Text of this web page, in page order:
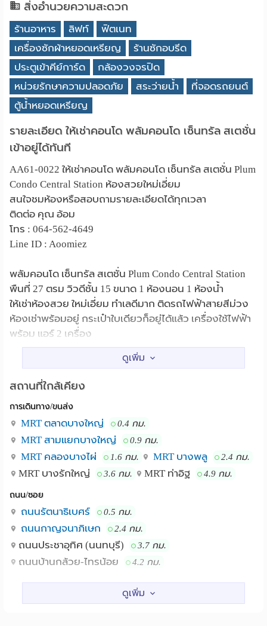
สิ่งอำนวยความสะดวก
ร้านอาหาร ลิฟท์
ฟิตเนท
เครื่องซักผ้าหยอดเหรียญ
ร้านซักอบรีด
ประตูเข้าคีย์การ์ด
กล้องวงจรปิด
หน่วยรักษาความปลอดภัย
สระว่ายน้ำ
ที่จอดรถยนต์
ตู้น้ำหยอดเหรียญ
รายละเอียด ให้เช่าคอนโด พลัมคอนโด เซ็นทรัล สเตชั่น
เข้าอยู่ได้ทันที
AA61-0022 ให้เช่าคอนโด พลัมคอนโด เซ็นทรัล สเตชั่น Plum
Condo Central Station ห้องสวยใหม่เอี่ยม
สนใจชมห้องหรือสอบถามรายละเอียดได้ทุกเวลา
ติดต่อ คุณ อ้อม
โทร : 064-562-4649
Line ID : Aoomiez
พลัมคอนโด เซ็นทรัล สเตชั่น Plum Condo Central Station
พืนที่ 27 ตรม วิวดีชั้น 15 ขนาด 1 ห้องนอน 1 ห้องน้ำ
ให้เช่าห้องสวย ใหม่เอี่ยม ทำเลดีมาก ติดรถไฟฟ้าสายสีม่วง
ห้องเช่าพร้อมอยู่ กระเป๋าใบเดียวก็อยู่ได้แล้ว เครื่องใช้ไฟฟ้า
พร้อม แอร์ 2 เครื่อง
ทีวีจอแบน ตู้เย็น เครื่องทำน้ำอุ่น เตาอบ พร้อมเครื่องครัว
ราคา 7,000 บาท/เดือน
สิ่งอำนวยความสะดวก
- สวนสาธารณะ
- Jogging Track
- Bicycle Lane
- Lobby 3 โซน
- ห้องอ่านหนังสือ
- พื้นที่อเนกประสงค์
- ห้องเกมส์
- สระว่ายน้ำ
- ห้องโยคะ
สถานที่ใกล้เคียง
การเดินทาง/ขนส่ง
MRT ตลาดบางใหญ่ 0.4 กม.
MRT สามแยกบางใหญ่ 0.9 กม.
MRT คลองบางไผ่ 1.6 กม. MRT บางพลู 2.4 กม.
MRT บางรักใหญ่ 3.6 กม. MRT ท่าอิฐ 4.9 กม.
ถนน/ซอย
ถนนรัตนาธิเบศร์ 0.5 กม.
ถนนกาญจนาภิเษก 2.4 กม.
ถนนประชาอุทิศ (นนทบุรี) 3.7 กม.
ถนนบ้านกล้วย-ไทรน้อย 4.2 กม.
สถานศึกษา
4.7 กม.